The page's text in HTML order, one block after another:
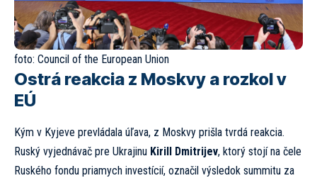
foto: Council of the European Union
Ostrá reakcia z Moskvy a rozkol v
EÚ
Kým v Kyjeve prevládala úľava, z Moskvy prišla tvrdá reakcia.
Ruský vyjednávač pre Ukrajinu Kirill Dmitrijev, ktorý stojí na čele
Ruského fondu priamych investícií, označil výsledok summitu za